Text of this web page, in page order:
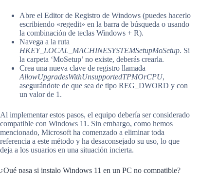
Abre el Editor de Registro de Windows (puedes hacerlo
escribiendo «regedit» en la barra de búsqueda o usando
la combinación de teclas Windows + R).
Navega a la ruta
HKEY_LOCAL_MACHINESYSTEMSetupMoSetup. Si
la carpeta ‘MoSetup’ no existe, deberás crearla.
Crea una nueva clave de registro llamada
AllowUpgradesWithUnsupportedTPMOrCPU,
asegurándote de que sea de tipo REG_DWORD y con
un valor de 1.
Al implementar estos pasos, el equipo debería ser considerado
compatible con Windows 11. Sin embargo, como hemos
mencionado, Microsoft ha comenzado a eliminar toda
referencia a este método y ha desaconsejado su uso, lo que
deja a los usuarios en una situación incierta.
¿Qué pasa si instalo Windows 11 en un PC no compatible?